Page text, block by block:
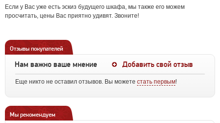
Если у Вас уже есть эскиз будущего шкафа, мы также его можем
просчитать, цены Вас приятно удивят. Звоните!
Отзывы покупателей
Нам важно ваше мнение Добавить свой отзыв
Еще никто не оставил отзывов. Вы можете стать первым!
Мы рекомендуем